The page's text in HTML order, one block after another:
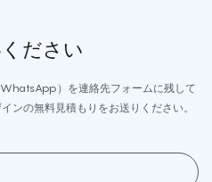
ださい
）を連絡先フォームに残して
ンの無料見積もりをお送りください。